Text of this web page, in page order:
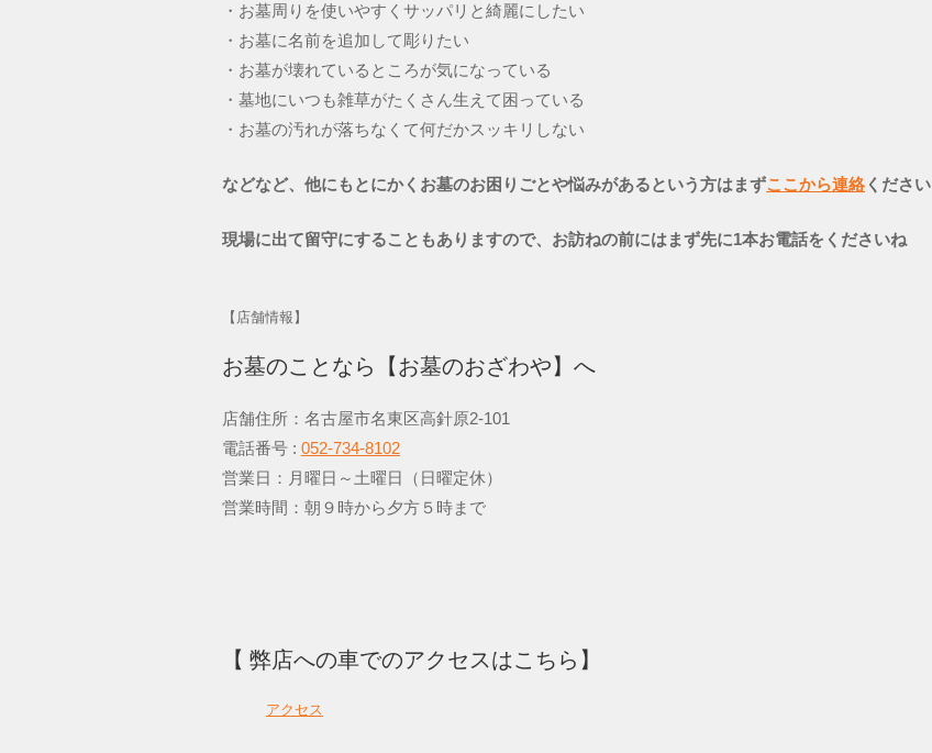
・お墓周りを使いやすくサッパリと綺麗にしたい
・お墓に名前を追加して彫りたい
・お墓が壊れているところが気になっている
・墓地にいつも雑草がたくさん生えて困っている
・お墓の汚れが落ちなくて何だかスッキリしない
などなど、他にもとにかくお墓のお困りごとや悩みがあるという方はまずここから連絡ください
現場に出て留守にすることもありますので、お訪ねの前にはまず先に1本お電話をくださいね
【店舗情報】
お墓のことなら【お墓のおざわや】へ
店舗住所：名古屋市名東区高針原2-101
電話番号 : 052-734-8102
営業日：月曜日～土曜日（日曜定休）
営業時間：朝９時から夕方５時まで
【 弊店への車でのアクセスはこちら】
アクセス